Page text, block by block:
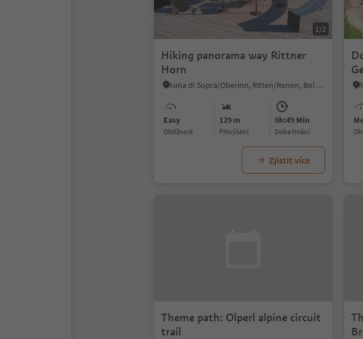
1/2
Hiking panorama way Rittner
Horn
Auna di Sopra/Oberinn, Ritten/Renon, Bolzano/Bozen and environs
Easy
Obtížnost
129 m
Převýšení
0h:49 Min
doba trvání
Zjistit více
Theme path: Olperl alpine circuit
trail